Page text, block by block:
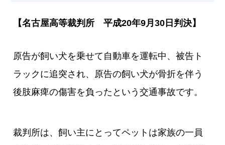
【名古屋高等裁判所 平成20年9月30日判決】
原告が飼い犬を乗せて自動車を運転中、被告ト
ラックに追突され、原告の飼い犬が骨折を伴う
後肢麻痺の傷害を負ったという交通事故です。
裁判所は、飼い主にとってペットは家族の一員